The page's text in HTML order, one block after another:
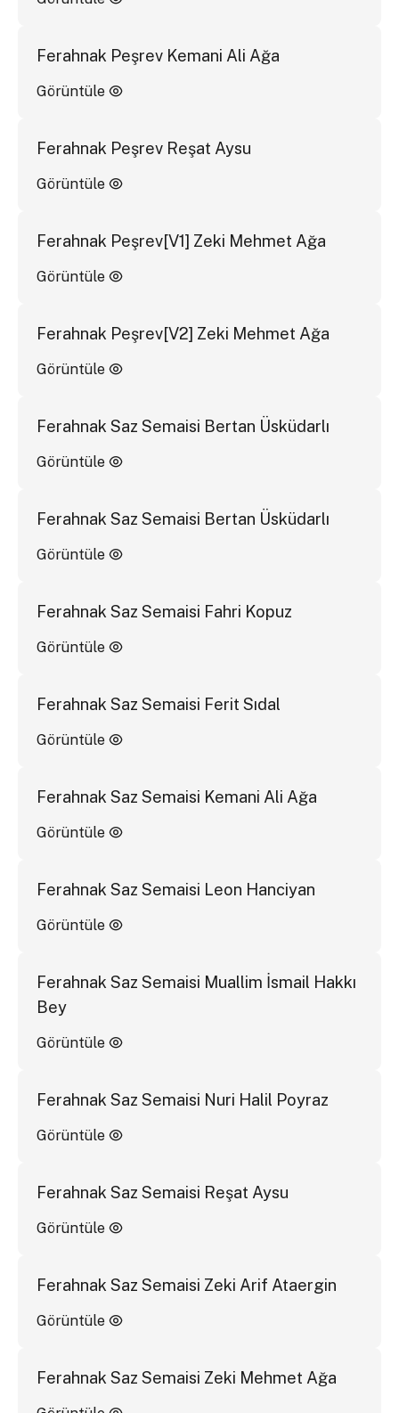
Ferahnak Peşrev Kemani Ali Ağa
Görüntüle
Ferahnak Peşrev Reşat Aysu
Görüntüle
Ferahnak Peşrev[V1] Zeki Mehmet Ağa
Görüntüle
Ferahnak Peşrev[V2] Zeki Mehmet Ağa
Görüntüle
Ferahnak Saz Semaisi Bertan Üsküdarlı
Görüntüle
Ferahnak Saz Semaisi Bertan Üsküdarlı
Görüntüle
Ferahnak Saz Semaisi Fahri Kopuz
Görüntüle
Ferahnak Saz Semaisi Ferit Sıdal
Görüntüle
Ferahnak Saz Semaisi Kemani Ali Ağa
Görüntüle
Ferahnak Saz Semaisi Leon Hanciyan
Görüntüle
Ferahnak Saz Semaisi Muallim İsmail Hakkı
Bey
Görüntüle
Ferahnak Saz Semaisi Nuri Halil Poyraz
Görüntüle
Ferahnak Saz Semaisi Reşat Aysu
Görüntüle
Ferahnak Saz Semaisi Zeki Arif Ataergin
Görüntüle
Ferahnak Saz Semaisi Zeki Mehmet Ağa